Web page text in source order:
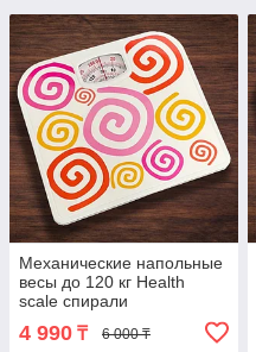
Механические напольные
весы до 120 кг Health
scale спирали
4 990 ₸ 6 000 ₸